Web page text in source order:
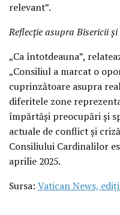
relevant”.
Reflecție asupra Bisericii
„Ca întotdeauna”,
„Consiliul a marcat o
cuprinzătoare asupra
diferitele zone
împărtăși preocupări și
actuale de conflict și
Consiliului Cardinalilor
aprilie 2025.
Sursa: Vatican News,